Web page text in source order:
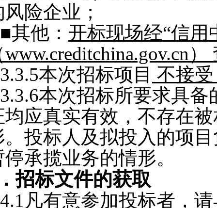
险企业；
■其他： 开标现场经“信用
www.creditchina.gov.cn
3.3.5本次招标项目 不接
3.3.6本次招标所要求具备
均应真实有效，不存在
。投标人及拟投入的项
停承揽业务的情形。
招标文件的获取
4.1 凡有意参加投标者，